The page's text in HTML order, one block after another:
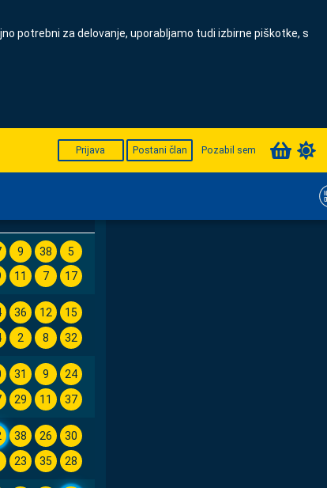
potrebni za delovanje, uporabljamo tudi izbirne piškotke, s
Prijava Postani član Pozabil sem
POTRDI
9 38
5
11 7 17
36 12
15
2 8 32
31 9
24
29 11 37
38 26
30
23 35 28